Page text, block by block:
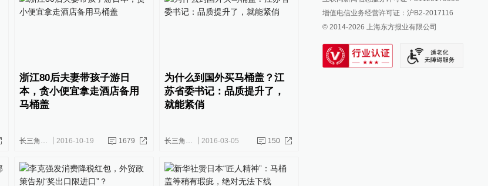
浙江80后夫妻带孩子游日
本，贪小便宜拿走酒店备用
马桶盖
长三角政商 2016-10-19 1679
为什么到国外买马桶盖？江
苏省委书记：品质提升了，
就能紧俏
长三角政商 2016-03-05 150
派生万物开放平台
IP SHANGHAI
SIXTH TONE
增值电信业务经营许可证：沪B2-2017116
© 2014-2026 上海东方报业有限公司